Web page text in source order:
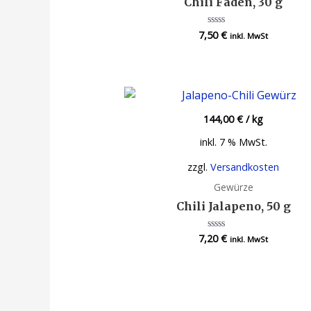
Bewertet
mit
7,50€ inkl. MwSt
144,00€/kg
inkl. 7 % MwSt.
zzgl.Versandkosten
Gewürze
Chili Jalapeno, 50 g
Bewertet
7,20€ inkl. MwSt